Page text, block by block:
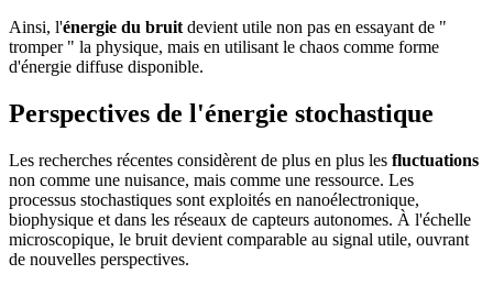
Ainsi, l'énergie du bruit devient utile non pas en essayant de "
tromper " la physique, mais en utilisant le chaos comme forme
d'énergie diffuse disponible.
Perspectives de l'énergie stochastique
Les recherches récentes considèrent de plus en plus les fluctuations
non comme une nuisance, mais comme une ressource. Les
processus stochastiques sont exploités en nanoélectronique,
biophysique et dans les réseaux de capteurs autonomes. À l'échelle
microscopique, le bruit devient comparable au signal utile, ouvrant
de nouvelles perspectives.